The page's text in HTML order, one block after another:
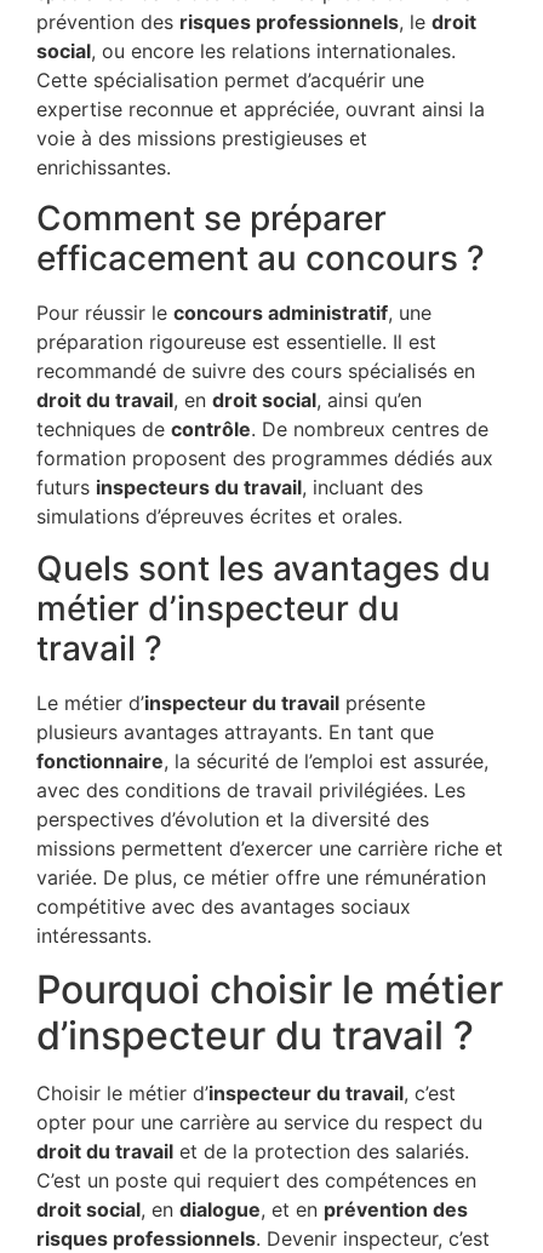
prévention des risques professionnels, le droit
social, ou encore les relations internationales.
Cette spécialisation permet d’acquérir une
expertise reconnue et appréciée, ouvrant ainsi la
voie à des missions prestigieuses et
enrichissantes.
Comment se préparer
efficacement au concours ?
Pour réussir le concours administratif, une
préparation rigoureuse est essentielle. Il est
recommandé de suivre des cours spécialisés en
droit du travail, en droit social, ainsi qu’en
techniques de contrôle. De nombreux centres de
formation proposent des programmes dédiés aux
futurs inspecteurs du travail, incluant des
simulations d’épreuves écrites et orales.
Quels sont les avantages du
métier d’inspecteur du
travail ?
Le métier d’inspecteur du travail présente
plusieurs avantages attrayants. En tant que
fonctionnaire, la sécurité de l’emploi est assurée,
avec des conditions de travail privilégiées. Les
perspectives d’évolution et la diversité des
missions permettent d’exercer une carrière riche et
variée. De plus, ce métier offre une rémunération
compétitive avec des avantages sociaux
intéressants.
Pourquoi choisir le métier
d’inspecteur du travail ?
Choisir le métier d’inspecteur du travail, c’est
opter pour une carrière au service du respect du
droit du travail et de la protection des salariés.
C’est un poste qui requiert des compétences en
droit social, en dialogue, et en prévention des
risques professionnels. Devenir inspecteur, c’est